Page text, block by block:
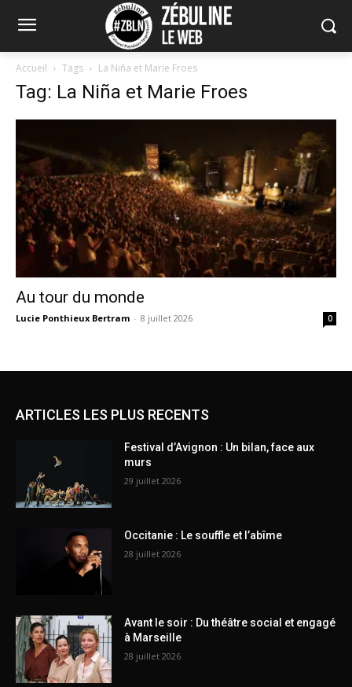
Accueil Tags La Niña et Marie Froes
Tag: La Niña et Marie Froes
Au tour du monde
Lucie Ponthieux Bertram - 8 juillet 2026 0
ARTICLES LES PLUS RECENTS
Festival d’Avignon : Un bilan, face aux
murs
29 juillet 2026
Occitanie : Le souffle et l’abîme
28 juillet 2026
Avant le soir : Du théâtre social et engagé
à Marseille
28 juillet 2026